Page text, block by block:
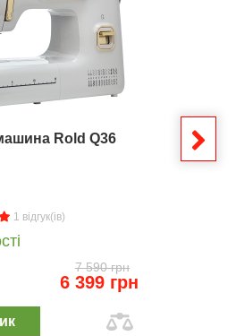
Rold Q36
1 відгук(ів)
7 590 грн
6 399 грн